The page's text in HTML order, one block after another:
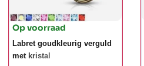
Op voorraad
Labret goudkleurig verguld
met kristal